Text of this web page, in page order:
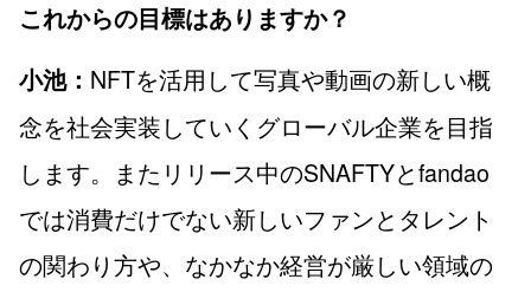
これからの目標はありますか？
小池： NFTを活用して写真や動画の新しい概
念を社会実装していくグローバル企業を目指
します。またリリース中のSNAFTYとfandao
では消費だけでない新しいファンとタレント
の関わり方や、なかなか経営が厳しい領域の